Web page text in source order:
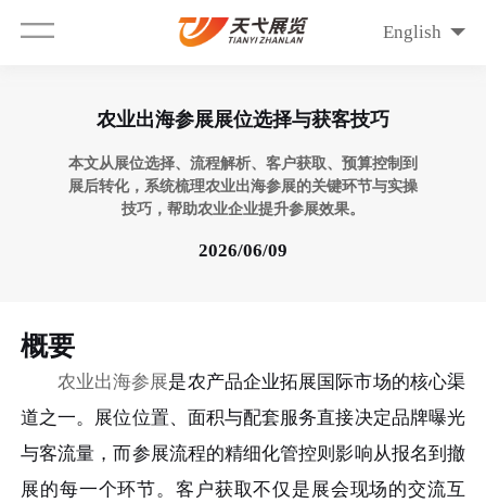
English
农业出海参展展位选择与获客技巧
本文从展位选择、流程解析、客户获取、预算控制到
展后转化，系统梳理农业出海参展的关键环节与实操
技巧，帮助农业企业提升参展效果。
2026/06/09
概要
农业出海参展是农产品企业拓展国际市场的核心渠
道之一。展位位置、面积与配套服务直接决定品牌曝光
与客流量，而参展流程的精细化管控则影响从报名到撤
展的每一个环节。客户获取不仅是展会现场的交流互